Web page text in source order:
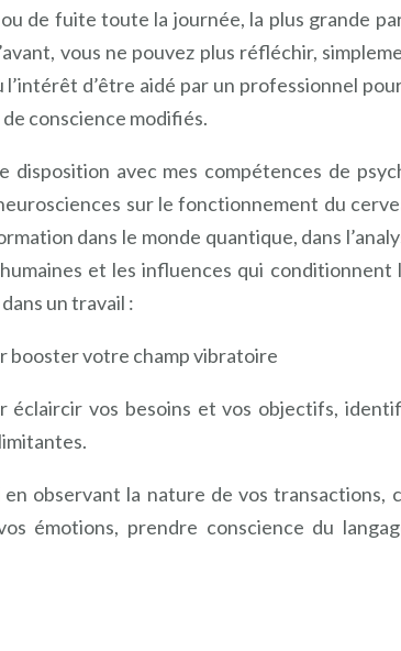
de fuite toute la journée, la plus grande
vous ne pouvez plus réfléchir,
l’intérêt d’être aidé par un professionnel
conscience modifiés.
disposition avec mes compétences de
sur le fonctionnement du
dans le monde quantique, dans
et les influences qui
un travail :
booster votre champ vibratoire
éclaircir vos besoins et vos objectifs,
en observant la nature de vos transactions,
émotions, prendre conscience du